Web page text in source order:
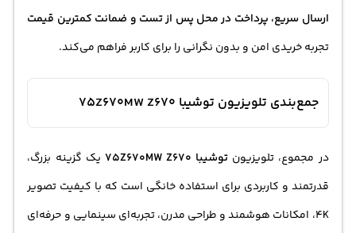
ارسال سریع، پرداخت در محل پس از تست و ضمانت کمترین قیمت
تجربه خریدی امن و بدون نگرانی را برای کاربر فراهم می‌کند.
جمع‌بندی تلویزیون توشیبا 75Z670MW Z670
در مجموع، تلویزیون توشیبا 75Z670MW Z670
یک گزینه بزرگ،
قدرتمند و کاربردی برای استفاده خانگی است که با کیفیت تصویر
4K، امکانات هوشمند و طراحی مدرن، تجربه‌ای سینمایی و حرفه‌ای